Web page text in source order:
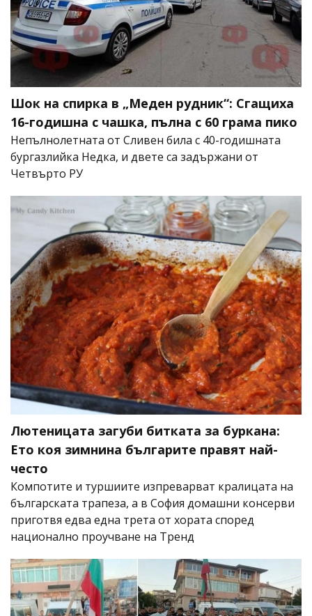
Шок на спирка в „Меден рудник“: Сгащиха
16-годишна с чашка, пълна с 60 грама пико
Непълнолетната от Сливен била с 40-годишната
бургазлийка Недка, и двете са задържани от
Четвърто РУ
Лютеницата загуби битката за буркана:
Ето коя зимнина българите правят най-
често
Компотите и туршиите изпреварват кралицата на
българската трапеза, а в София домашни консерви
приготвя едва една трета от хората според
национално проучване на Тренд